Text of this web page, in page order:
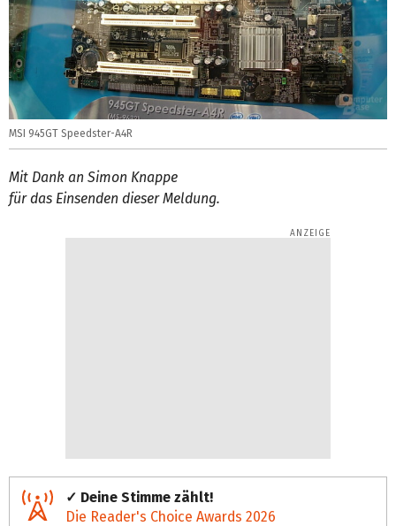
MSI 945GT Speedster-A4R
Mit Dank an Simon Knappe
für das Einsenden dieser Meldung.
✓ Deine Stimme zählt!
Die Reader's Choice Awards 2026